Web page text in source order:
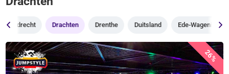
Dordrecht Drachten Drenthe Duitsland Ede-Wageningen
26%